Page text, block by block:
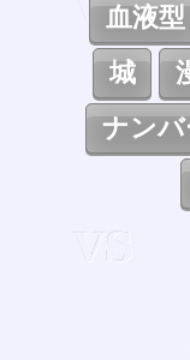
血液型
城
ナンバ